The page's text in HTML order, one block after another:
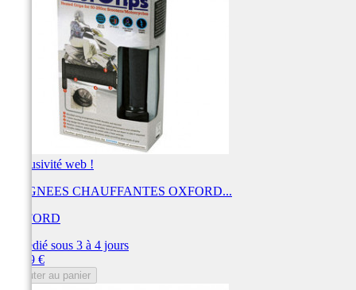
Exclusivité web !
POIGNEES CHAUFFANTES OXFORD...
OXFORD
Expédié sous 3 à 4 jours
61,19 €
Ajouter au panier